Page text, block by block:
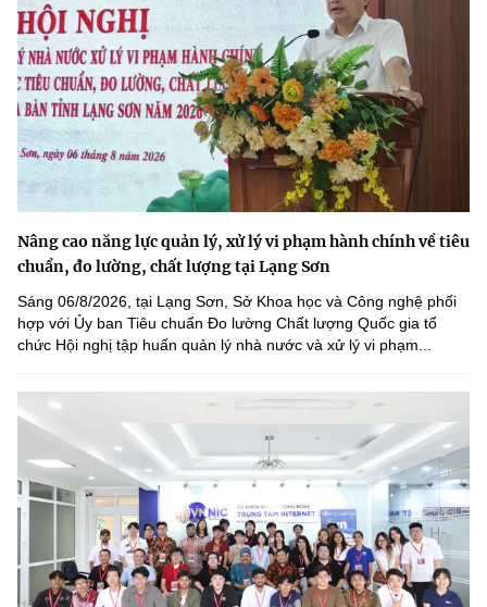
Nâng cao năng lực quản lý, xử lý vi phạm hành chính về tiêu
chuẩn, đo lường, chất lượng tại Lạng Sơn
Sáng 06/8/2026, tại Lạng Sơn, Sở Khoa học và Công nghệ phối
hợp với Ủy ban Tiêu chuẩn Đo lường Chất lượng Quốc gia tổ
chức Hội nghị tập huấn quản lý nhà nước và xử lý vi phạm...